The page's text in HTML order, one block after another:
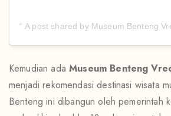
A post shared by Museum Benteng Vredeburg
Kemudian adaMuseum Benteng
menjadi rekomendasi destinasi wisata
Benteng ini dibangun oleh pemerintah